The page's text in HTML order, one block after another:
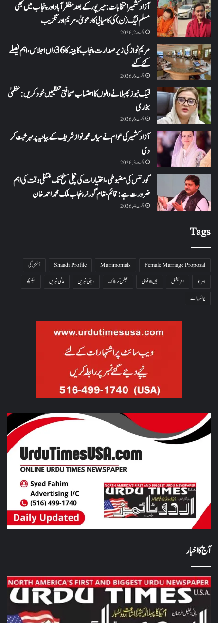
آزاد کشمیر انتخابات: میرپور کے بعد مظفرآباد اور پنجاب میں بھی
مسلم لیگ (ن) کی کامیابی کا دعویٰ، مریم اورنگزیب
اگست 2, 2026
مریم نواز کی زیر صدارت پنجاب کابینہ کا 36واں اجلاس،اہم فیصلے
کئے گئے
اگست 6, 2026
فیک نیوز پھیلانے والوں کا احتساب صحافتی تنظیمیں خود کریں: عظمیٰ
بخاری
اگست 6, 2026
آزاد کشمیر کی عوام نے میاں محمد نواز شریف کے بیانیہ پر مہر ثبت کر
دی
اگست 3, 2026
گورننس کی مضبوطی، اختیارات کی نچلی سطح تک منتقلی وقت کی اہم
ضرورت ہے: قائم مقام گورنر پنجاب ملک محمد احمد خان
اگست 4, 2026
Tags
Female Marriage Proposal
Matrimonials
Shaadi Profile
آتشزدگی
امریکا
انٹرنیشنل بین الاقوامی جھلس کر ہلاک دنیا کی خبریں عالمی خبریں
میکسیکو
یو ایس اے
آج کا اخبار